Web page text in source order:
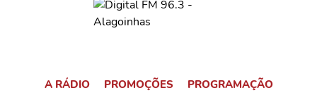
A RÁDIO PROMOÇÕES PROGRAMAÇÃO